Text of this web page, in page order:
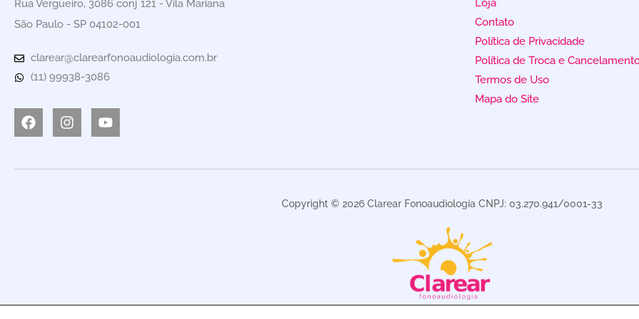
Rua Vergueiro, 3086 conj 121 - Vila Mariana
São Paulo - SP 04102-001
clarear@clarearfonoaudiologia.com.br
(11) 99938-3086
Loja
Contato
Política de Privacidade
Política de Troca e
Termos de Uso
Mapa do Site
Copyright © 2026 Clarear Fonoaudiologia CNPJ: 03.270.941/0001-33